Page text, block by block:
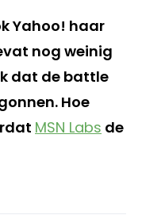
Yahoo! haar
nog weinig
dat de battle
Hoe
MSN Labs de